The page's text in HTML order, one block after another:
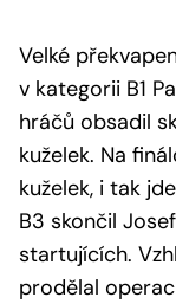
Velké
v kategorii B1
hráčů obsadil
kuželek. Na
kuželek, i tak
B3 skončil
startujících.
prodělal